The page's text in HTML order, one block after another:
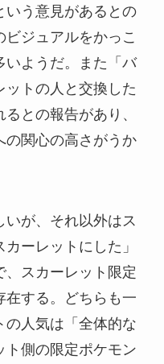
いう意見があるとの
ジュアルをかっこ
いようだ。また「バ
ットの人と交換した
との報告があり、
の関心の高さがうか
が、それ以外はス
ーレットにした」
、スカーレット限定
在する。どちらも一
の人気は「全体的な
ト側の限定ポケモン